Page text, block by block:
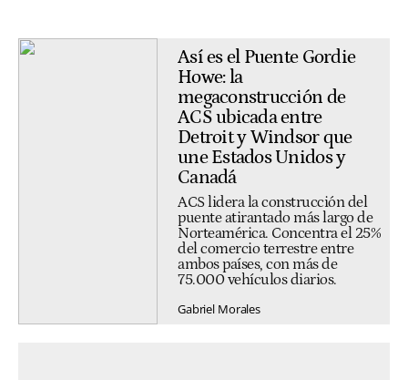
Así es el Puente Gordie
Howe: la
megaconstrucción de
ACS ubicada entre
Detroit y Windsor que
une Estados Unidos y
Canadá
ACS lidera la construcción del
puente atirantado más largo de
Norteamérica. Concentra el 25%
del comercio terrestre entre
ambos países, con más de
75.000 vehículos diarios.
Gabriel Morales